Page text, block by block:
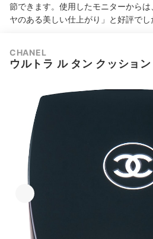
節できます。使用したモニターから
ヤのある美しい仕上がり」と好評でし
CHANEL
ウルトラ ル タン クッション